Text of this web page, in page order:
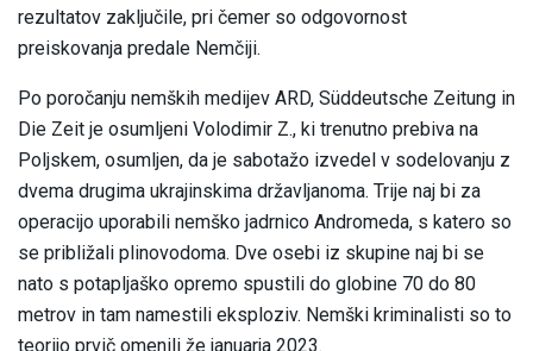
rezultatov zaključile, pri čemer so odgovornost
preiskovanja predale Nemčiji.
Po poročanju nemških medijev ARD, Süddeutsche Zeitung in
Die Zeit je osumljeni Volodimir Z., ki trenutno prebiva na
Poljskem, osumljen, da je sabotažo izvedel v sodelovanju z
dvema drugima ukrajinskima državljanoma. Trije naj bi za
operacijo uporabili nemško jadrnico Andromeda, s katero so
se približali plinovodoma. Dve osebi iz skupine naj bi se
nato s potapljaško opremo spustili do globine 70 do 80
metrov in tam namestili eksploziv. Nemški kriminalisti so to
teorijo prvič omenili že januarja 2023.